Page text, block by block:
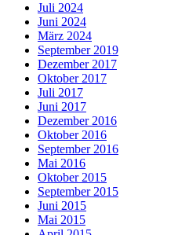
Juli 2024
Juni 2024
März 2024
September 2019
Dezember 2017
Oktober 2017
Juli 2017
Juni 2017
Dezember 2016
Oktober 2016
September 2016
Mai 2016
Oktober 2015
September 2015
Juni 2015
Mai 2015